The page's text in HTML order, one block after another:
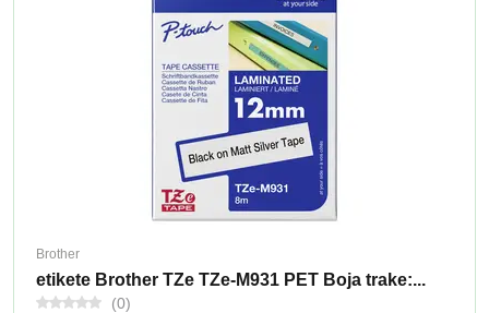
Brother
etikete Brother TZe TZe-M931 PET Boja trake:...
(0)